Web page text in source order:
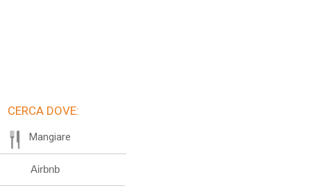
CERCA DOVE:
Mangiare
Airbnb